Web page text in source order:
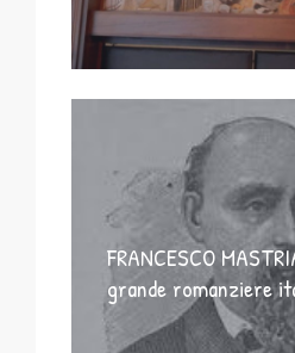
FRANCESCO
grande romanziere